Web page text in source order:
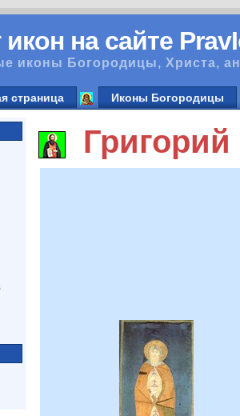
икон на сайте
иконы Богородицы, Христа,
страница Иконы Богородицы